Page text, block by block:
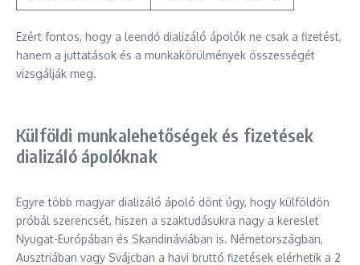
Ezért fontos, hogy a leendő dializáló ápolók ne csak a fizetést,
hanem a juttatások és a munkakörülmények összességét
vizsgálják meg.
Külföldi munkalehetőségek és fizetések
dializáló ápolóknak
Egyre több magyar dializáló ápoló dönt úgy, hogy külföldön
próbál szerencsét, hiszen a szaktudásukra nagy a kereslet
Nyugat-Európában és Skandináviában is. Németországban,
Ausztriában vagy Svájcban a havi bruttó fizetések elérhetik a 2